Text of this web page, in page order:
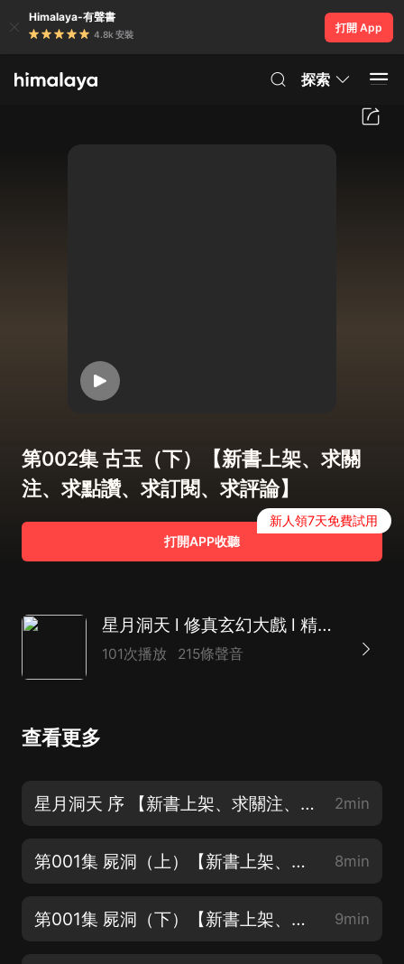
Himalaya-有聲書
4.8k 安裝
打開 App
探索
第002集 古玉（下）【新書上架、求關
注、求點讚、求訂閱、求評論】
打開APP收聽
新人領7天免費試用
星月洞天 l 修真玄幻大戲 l 精品多人有聲劇
101次播放 215條聲音
查看更多
星月洞天 序 【新書上架、求關注、求點讚、求訂閱、求評論】 2min
第001集 屍洞（上）【新書上架、求關注、求點讚、求訂閱、求評論】 8min
第001集 屍洞（下）【新書上架、求關注、求點讚、求訂閱、求評論】 9min